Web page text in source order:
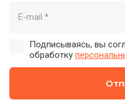
Подписываясь, вы
обработку